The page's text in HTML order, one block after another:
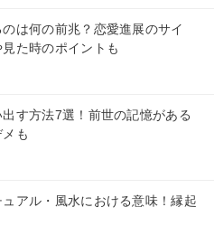
は何の前兆？恋愛進展のサイ
た時のポイントも
す方法7選！前世の記憶がある
も
アル・風水における意味！縁起